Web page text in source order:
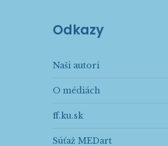
Odkazy
Naši autori
O médiách
ff.ku.sk
Súťaž MEDart